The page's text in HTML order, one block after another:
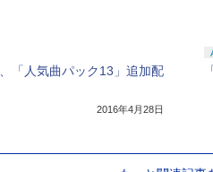
「人気曲パック13」追加配
2016年4月28日